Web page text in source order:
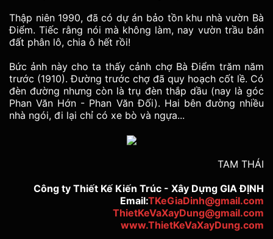
Thập niên 1990, đã có dự án bảo tồn khu nhà vườn Bà
Điểm. Tiếc rằng nói mà không làm, nay vườn trầu bán
đất phân lô, chia ô hết rồi!
Bức ảnh này cho ta thấy cảnh chợ Bà Điểm trăm năm
trước (1910). Đường trước chợ đã quy hoạch cốt lề. Có
đèn đường nhưng còn là trụ đèn thắp dầu (nay là góc
Phan Văn Hớn - Phan Văn Đối). Hai bên đường nhiều
nhà ngói, đi lại chỉ có xe bò và ngựa...
TAM THÁI
Công ty Thiết Kế Kiến Trúc - Xây Dựng GIA ĐỊNH
Email:TKeGiaDinh@gmail.com
ThietKeVaXayDung@gmail.com
www.ThietKeVaXayDung.com